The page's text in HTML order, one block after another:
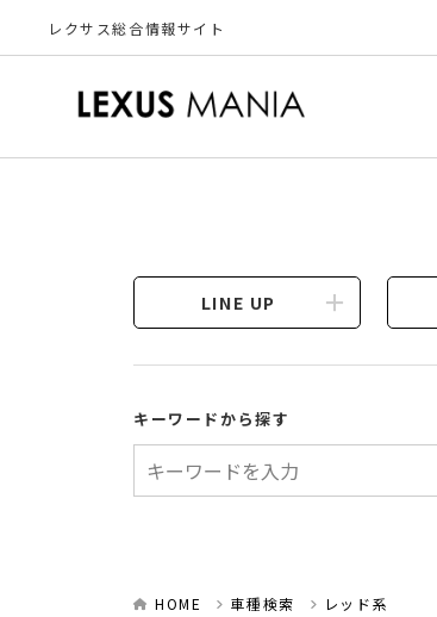
レクサス総合情報サイト
LINE UP
キーワードから探す
HOME 車種検索 レッド系